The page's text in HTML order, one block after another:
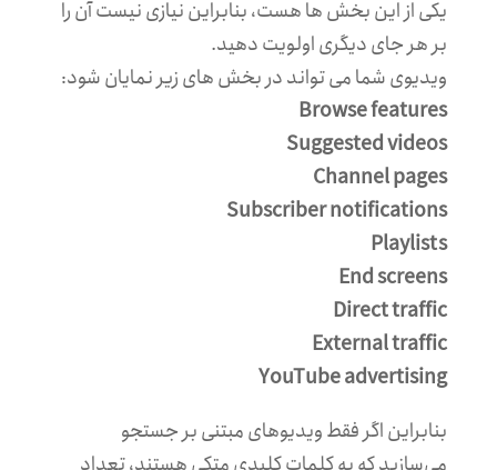
یکی از این بخش ها هست، بنابراین نیازی نیست آن را
بر هر جای دیگری اولویت دهید.
ویدیوی شما می تواند در بخش های زیر نمایان شود:
Browse features
Suggested videos
Channel pages
Subscriber notifications
Playlists
End screens
Direct traffic
External traffic
YouTube advertising
بنابراین اگر فقط ویدیوهای مبتنی بر جستجو